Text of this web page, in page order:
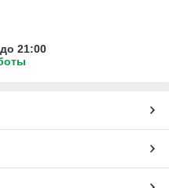
21:00